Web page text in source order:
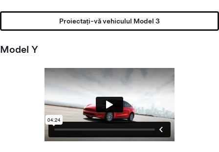
Proiectați-vă vehiculul Model 3
Model Y